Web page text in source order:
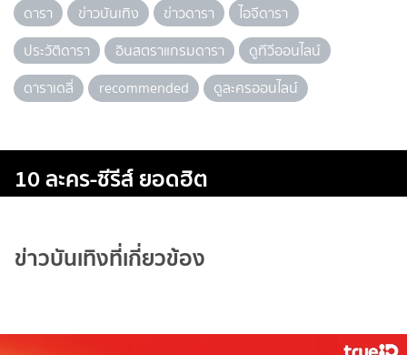
ดารา ข่าวบันเทิง ข่าวดารา
ไอจีดารา
ประวัติดารา
อินสตราแกรมดารา
ดูทีวีออนไลน์
ดาราเดลี่
recommended ดูละครออนไลน์
10 ละคร-ซีรีส์ ยอดฮิต
ข่าวบันเทิงที่เกี่ยวข้อง